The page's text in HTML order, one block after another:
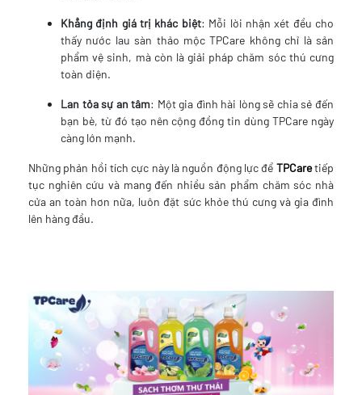
Khẳng định giá trị khác biệt: Mỗi lời nhận xét đều cho
thấy nước lau sàn thảo mộc TPCare không chỉ là sản
phẩm vệ sinh, mà còn là giải pháp chăm sóc thú cưng
toàn diện.
Lan tỏa sự an tâm: Một gia đình hài lòng sẽ chia sẻ đến
bạn bè, từ đó tạo nên cộng đồng tin dùng TPCare ngày
càng lớn mạnh.
Những phản hồi tích cực này là nguồn động lực để TPCaretiếp
tục nghiên cứu và mang đến nhiều sản phẩm chăm sóc nhà
cửa an toàn hơn nữa, luôn đặt sức khỏe thú cưng và gia đình
lên hàng đầu.